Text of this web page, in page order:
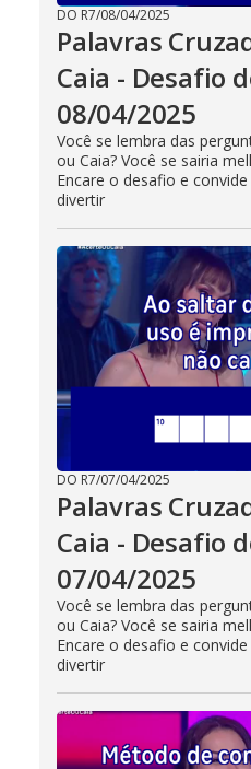
DO R7/08/04/2025
Palavras
Caia - Desafio
08/04/2025
Você se lembra das
ou Caia? Você se sairia
Encare o desafio e
divertir
DO R7/07/04/2025
Palavras
Caia - Desafio
07/04/2025
Você se lembra das
ou Caia? Você se sairia
Encare o desafio e
divertir